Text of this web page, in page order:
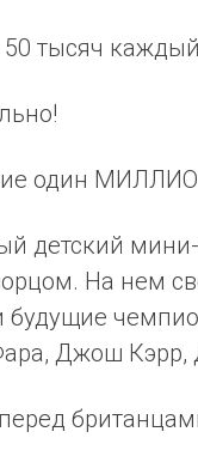
тысяч
один
детский
На нем
будущие
Джош Кэрр,